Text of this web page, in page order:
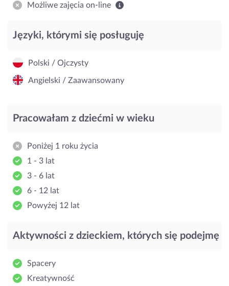
Możliwe zajęcia on-line
Języki, którymi się posługuję
Polski / Ojczysty
Angielski / Zaawansowany
Pracowałam z dziećmi w wieku
Poniżej 1 roku życia
1 - 3 lat
3 - 6 lat
6 - 12 lat
Powyżej 12 lat
Aktywności z dzieckiem, których się podejmę
Spacery
Kreatywność